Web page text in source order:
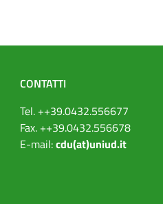
CONTATTI
Tel. ++39.0432.556677
Fax. ++39.0432.556678
E-mail:cdu(at)uniud.it